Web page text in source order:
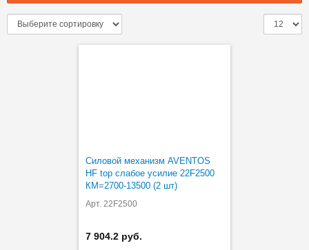
Силовой механизм AVENTOS
HF top слабое усилие 22F2500
КМ=2700-13500 (2 шт)
Арт. 22F2500
7 904.2 руб.